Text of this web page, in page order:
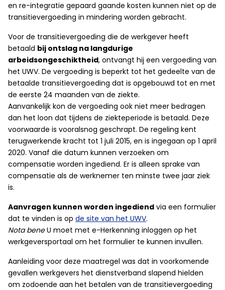
en re-integratie gepaard gaande kosten kunnen niet op de
transitievergoeding in mindering worden gebracht.
Voor de transitievergoeding die de werkgever heeft
betaald bij ontslag na langdurige
arbeidsongeschiktheid, ontvangt hij een vergoeding van
het UWV. De vergoeding is beperkt tot het gedeelte van de
betaalde transitievergoeding dat is opgebouwd tot en met
de eerste 24 maanden van de ziekte.
Aanvankelijk kon de vergoeding ook niet meer bedragen
dan het loon dat tijdens de ziekteperiode is betaald. Deze
voorwaarde is vooralsnog geschrapt. De regeling kent
terugwerkende kracht tot 1 juli 2015, en is ingegaan op 1 april
2020. Vanaf die datum kunnen verzoeken om
compensatie worden ingediend. Er is alleen sprake van
compensatie als de werknemer ten minste twee jaar ziek
is.
Aanvragen kunnen worden ingediend via een formulier
dat te vinden is op de site van het UWV.
Nota beneU moet met e-Herkenning inloggen op het
werkgeversportaal om het formulier te kunnen invullen.
Aanleiding voor deze maatregel was dat in voorkomende
gevallen werkgevers het dienstverband slapend hielden
om zodoende aan het betalen van de transitievergoeding